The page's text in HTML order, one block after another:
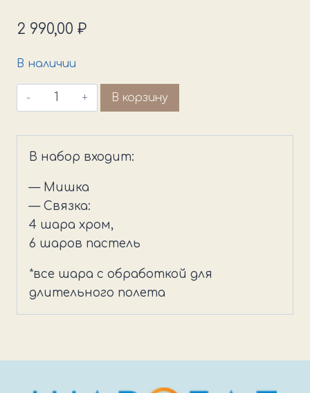
2 990,00 ₽
В наличии
Количество
товара
мишка
В корзину
В набор входит:
— Мишка
— Связка:
4 шара хром,
6 шаров пастель
*все шара с обработкой для
длительного полета